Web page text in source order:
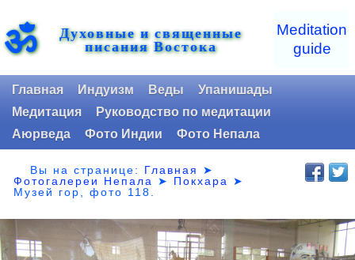
ॐ Духовные и священные
писания Востока
Meditation
guide
Главная Индуизм Веды
Упанишады
Медитация
Руководство по медитации
Аюрведа
Фото Индии Фото Непала
Вы на странице: Главная
➤
Фотогалереи Непала
➤ Покхара
➤
Музей гор,фото 118.